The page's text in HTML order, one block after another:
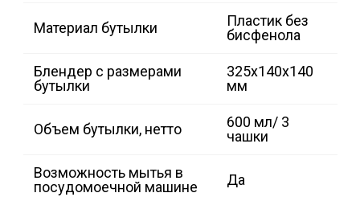
Материал бутылки
Пластик без
бисфенола
Блендер с размерами
бутылки
325x140x140
мм
Объем бутылки, нетто
600 мл/ 3
чашки
Возможность мытья в
посудомоечной машине
Да